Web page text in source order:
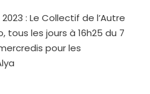
: Le Collectif de l’Autre
tous les jours à 16h25 du 7
pour les